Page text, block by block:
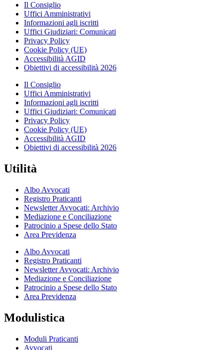
Il Consiglio
Uffici Amministrativi
Informazioni agli iscritti
Uffici Giudiziari: Comunicati
Privacy Policy
Cookie Policy (UE)
Accessibilità AGID
Obiettivi di accessibilità 2026
Il Consiglio
Uffici Amministrativi
Informazioni agli iscritti
Uffici Giudiziari: Comunicati
Privacy Policy
Cookie Policy (UE)
Accessibilità AGID
Obiettivi di accessibilità 2026
Utilità
Albo Avvocati
Registro Praticanti
Newsletter Avvocati: Archivio
Mediazione e Conciliazione
Patrocinio a Spese dello Stato
Area Previdenza
Albo Avvocati
Registro Praticanti
Newsletter Avvocati: Archivio
Mediazione e Conciliazione
Patrocinio a Spese dello Stato
Area Previdenza
Modulistica
Moduli Praticanti
Avvocati